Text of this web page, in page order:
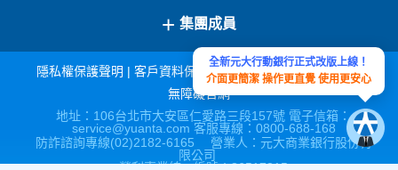
+ 集團成員
隱私權保護聲明 | 客戶資料保密措施|宣導連結|網站導覽|
無障礙官網
地址：106台北市大安區仁愛路三段157號 電子信箱：
service@yuanta.com 客服專線：0800-688-168
防詐諮詢專線(02)2182-6165 營業人：元大商業銀行股份有
限公司
營利事業統一編號：86517315
全新元大行動銀行正式改版上線！
介面更簡潔 操作更直覺 使用更安心